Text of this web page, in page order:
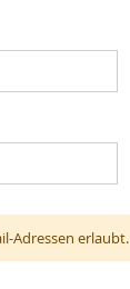
Adressen erlaubt.